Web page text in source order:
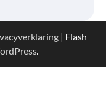
| Flash
.